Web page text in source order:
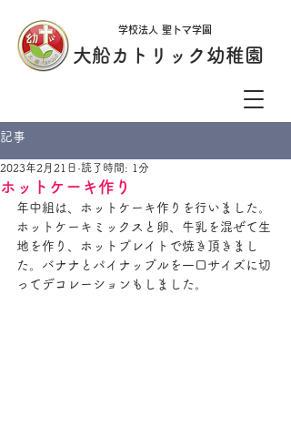
学校法人 聖トマ学園
大船カトリック幼稚園
記事
ホットケーキ作り
2023年2月21日 読了時間: 1分
年中組は、ホットケーキ作りを行いました。
ホットケーキミックスと卵、牛乳を混ぜて生
地を作り、ホットプレイトで焼き頂きまし
た。バナナとパイナップルを一口サイズに切
ってデコレーションもしました。